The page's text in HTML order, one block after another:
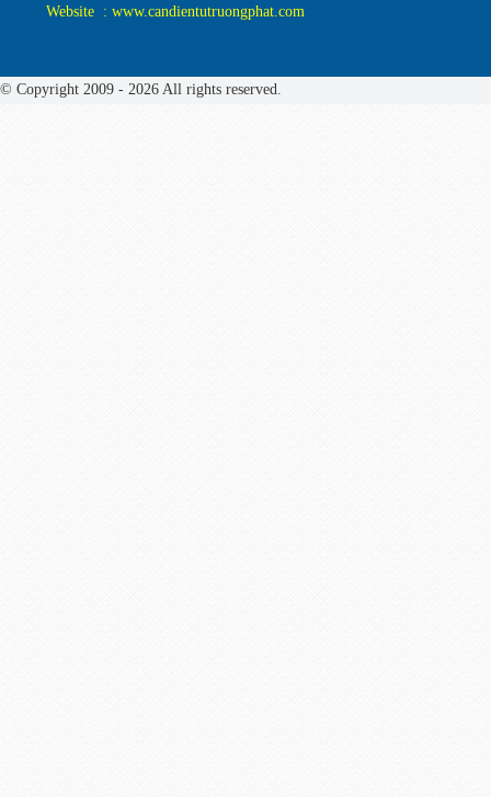
Website : www.candientutruongphat.com
© Copyright 2009 - 2026 All rights reserved.